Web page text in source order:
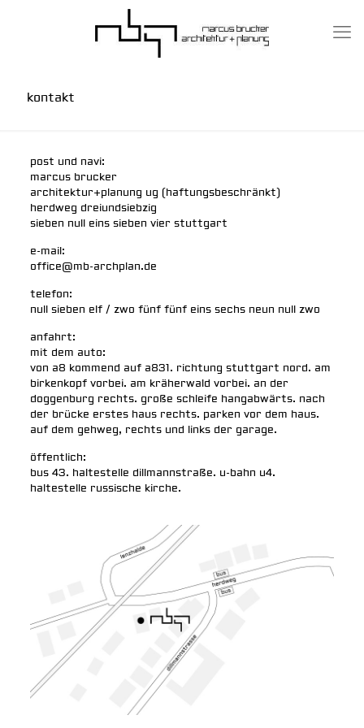
kontakt
post und navi:
marcus brucker
architektur+planung ug (haftungsbeschränkt)
herdweg dreiundsiebzig
sieben null eins sieben vier stuttgart
e-mail:
office@mb-archplan.de
telefon:
null sieben elf / zwo fünf fünf eins sechs neun null zwo
anfahrt:
mit dem auto:
von a8 kommend auf a831. richtung stuttgart nord. am
birkenkopf vorbei. am kräherwald vorbei. an der
doggenburg rechts. große schleife hangabwärts. nach
der brücke erstes haus rechts. parken vor dem haus.
auf dem gehweg, rechts und links der garage.
öffentlich:
bus 43. haltestelle dillmannstraße. u-bahn u4.
haltestelle russische kirche.